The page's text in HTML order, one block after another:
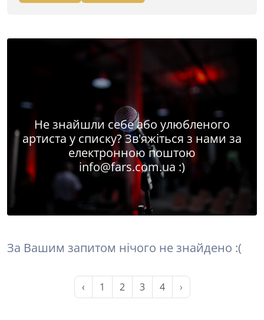
Не знайшли себе або улюбленого
артиста у списку? Зв'яжіться з нами за
електронною поштою
info@fars.com.ua :)
За Вашим запитом нічого не знайдено :(
‹ 1 2 3 4 ›